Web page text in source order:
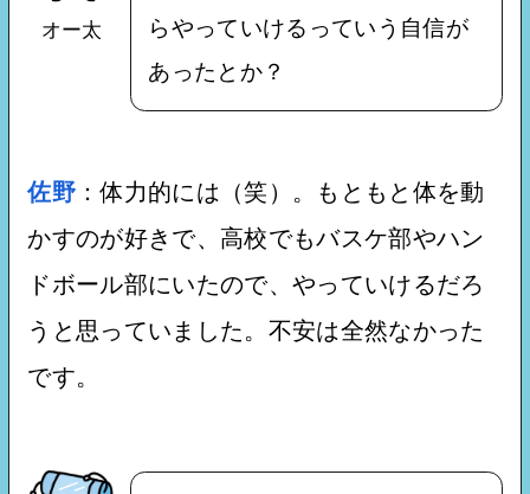
オー太
らやっていけるっていう自信が
あったとか？
佐野 ：体力的には（笑）。もともと体を動
かすのが好きで、高校でもバスケ部やハン
ドボール部にいたので、やっていけるだろ
うと思っていました。不安は全然なかった
です。